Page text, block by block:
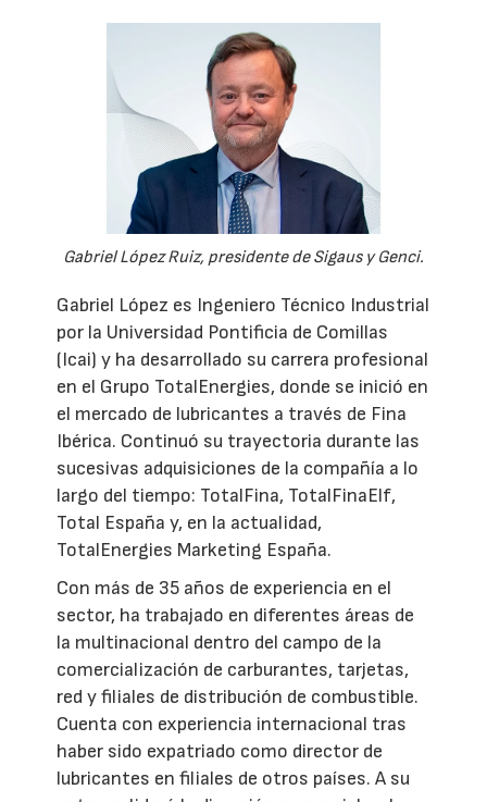
Gabriel López Ruiz, presidente de Sigaus y Genci.
Gabriel López es Ingeniero Técnico Industrial
por la Universidad Pontificia de Comillas
(Icai) y ha desarrollado su carrera profesional
en el Grupo TotalEnergies, donde se inició en
el mercado de lubricantes a través de Fina
Ibérica. Continuó su trayectoria durante las
sucesivas adquisiciones de la compañía a lo
largo del tiempo: TotalFina, TotalFinaElf,
Total España y, en la actualidad,
TotalEnergies Marketing España.
Con más de 35 años de experiencia en el
sector, ha trabajado en diferentes áreas de
la multinacional dentro del campo de la
comercialización de carburantes, tarjetas,
red y filiales de distribución de combustible.
Cuenta con experiencia internacional tras
haber sido expatriado como director de
lubricantes en filiales de otros países. A su